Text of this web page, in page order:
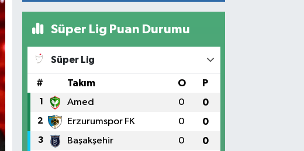
Süper Lig Puan Durumu
Süper Lig
# Takım O P
1 Amed 0 0
2 Erzurumspor FK 0 0
3 Başakşehir 0 0